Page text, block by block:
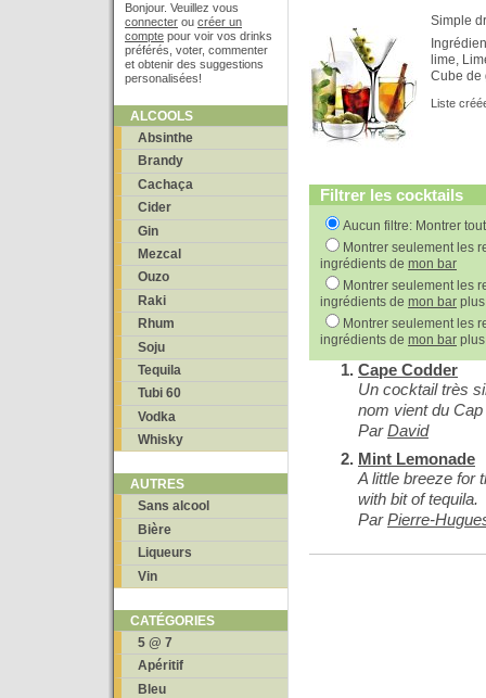
Bonjour. Veuillez vous
connecter ou créer un
compte pour voir vos drinks
préférés, voter, commenter
et obtenir des suggestions
personalisées!
ALCOOLS
Absinthe
Brandy
Cachaça
Cider
Gin
Mezcal
Ouzo
Raki
Rhum
Soju
Tequila
Tubi 60
Vodka
Whisky
AUTRES
Sans alcool
Bière
Liqueurs
Vin
CATÉGORIES
5 @ 7
Apéritif
Bleu
Simple
lime,
Cube de
Liste
Filtrer les cocktails
Aucun filtre: Montrer
Montrer seulement les
ingrédients de mon bar
Montrer seulement les
ingrédients de mon bar
Montrer seulement les
ingrédients de mon bar
Cape Codder
Un cocktail très
nom vient du
ParDavid
Mint Lemonade
A little breeze for
with bit of tequila.
ParPierre-